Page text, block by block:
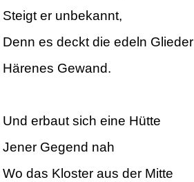
Steigt er unbekannt,
Denn es deckt die edeln Glieder
Härenes Gewand.
Und erbaut sich eine Hütte
Jener Gegend nah
Wo das Kloster aus der Mitte